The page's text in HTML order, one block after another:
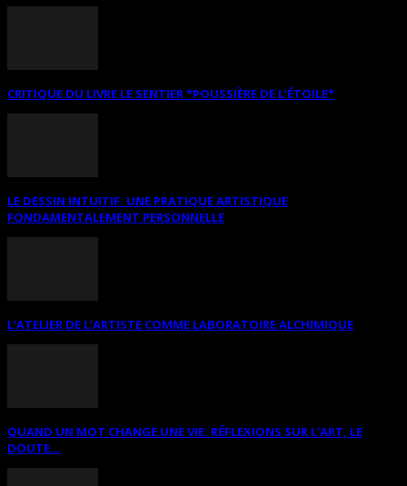
CRITIQUE DU LIVRE LE SENTIER *POUSSIÈRE DE L’ÉTOILE*
LE DESSIN INTUITIF. UNE PRATIQUE ARTISTIQUE
FONDAMENTALEMENT PERSONNELLE
L’ATELIER DE L’ARTISTE COMME LABORATOIRE ALCHIMIQUE
QUAND UN MOT CHANGE UNE VIE: RÉFLEXIONS SUR L’ART, LE
DOUTE...